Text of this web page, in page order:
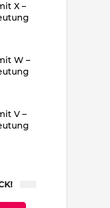
X –
W –
V –